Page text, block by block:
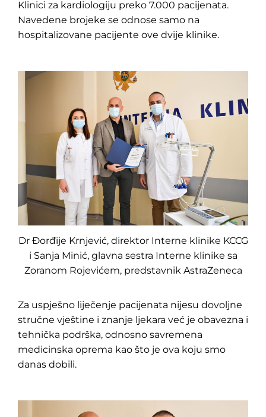
Klinici za kardiologiju preko 7.000 pacijenata.
Navedene brojeke se odnose samo na
hospitalizovane pacijente ove dvije klinike.
Dr Đorđije Krnjević, direktor Interne klinike KCCG
i Sanja Minić, glavna sestra Interne klinike sa
Zoranom Rojevićem, predstavnik AstraZeneca
Za uspješno liječenje pacijenata nijesu dovoljne
stručne vještine i znanje ljekara već je obavezna i
tehnička podrška, odnosno savremena
medicinska oprema kao što je ova koju smo
danas dobili.